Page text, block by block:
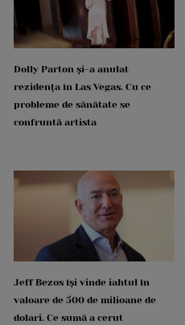
Dolly Parton și-a anulat
rezidența în Las Vegas. Cu ce
probleme de sănătate se
confruntă artista
Jeff Bezos își vinde iahtul în
valoare de 500 de milioane de
dolari. Ce sumă a cerut